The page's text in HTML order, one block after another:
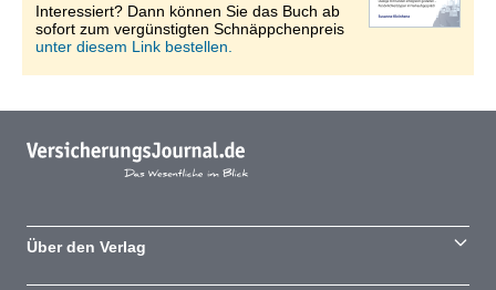
Interessiert? Dann können Sie das Buch ab
sofort zum vergünstigten Schnäppchenpreis
unter diesem Link bestellen.
Über den Verlag